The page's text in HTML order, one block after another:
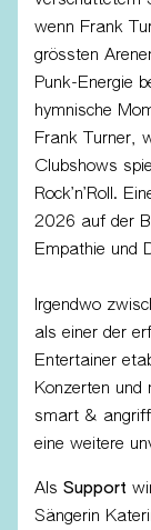
wenn Frank
grössten
Punk-Energie
hymnische
Frank Turner,
Clubshows
Rock’n’Roll.
2026 auf der
Empathie und
Irgendwo
als einer der
Entertainer
Konzerten und
smart &
eine weitere
Als Support
Sängerin